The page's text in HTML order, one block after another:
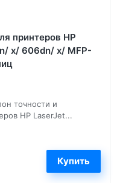
принтеров HP
x/ 606dn/ x/ MFP-
точности и
HP LaserJet...